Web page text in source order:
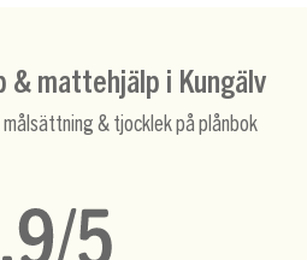
& mattehjälp i Kungälv
& tjocklek på plånbok